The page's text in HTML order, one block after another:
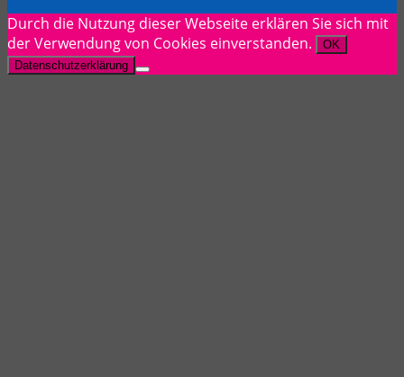
Durch die Nutzung dieser Webseite erklären Sie sich mit
der Verwendung von Cookies einverstanden.
OK
Datenschutzerklärung